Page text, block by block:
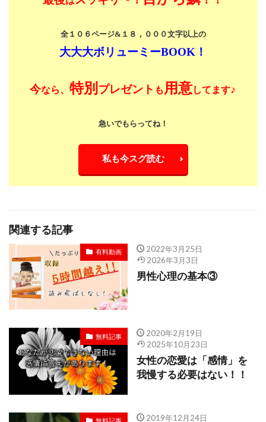
全１０６ページ&１８，０００文字以上の
大大大ボリューミーBOOK！
今なら、 特別 プレゼント も 用意してます♪
急いでもらってね！
私も今スグ読む
関連する記事
有料動画
2022年3月25日
2026年3月3日
男性心理の基本③
無料記事
2020年2月19日
2025年10月23日
女性の恋愛は「感情」を
我慢する必要はない！！
2019年12月24日